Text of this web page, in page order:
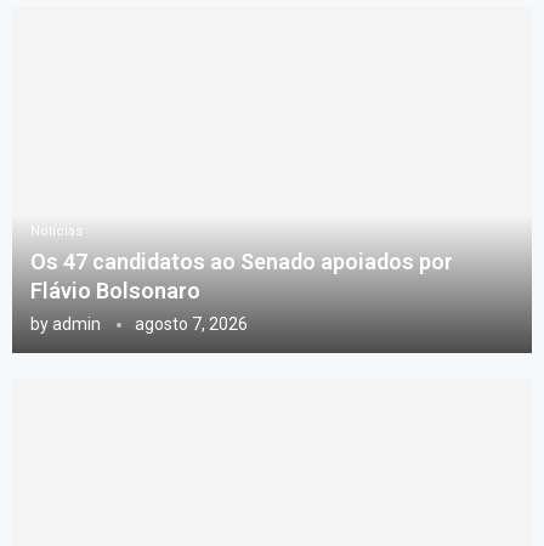
Notícias
Os 47 candidatos ao Senado apoiados por
Flávio Bolsonaro
by admin agosto 7, 2026